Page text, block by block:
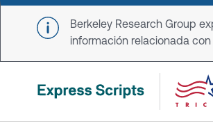
Skip to main content
Berkeley Research Group
información relacionada